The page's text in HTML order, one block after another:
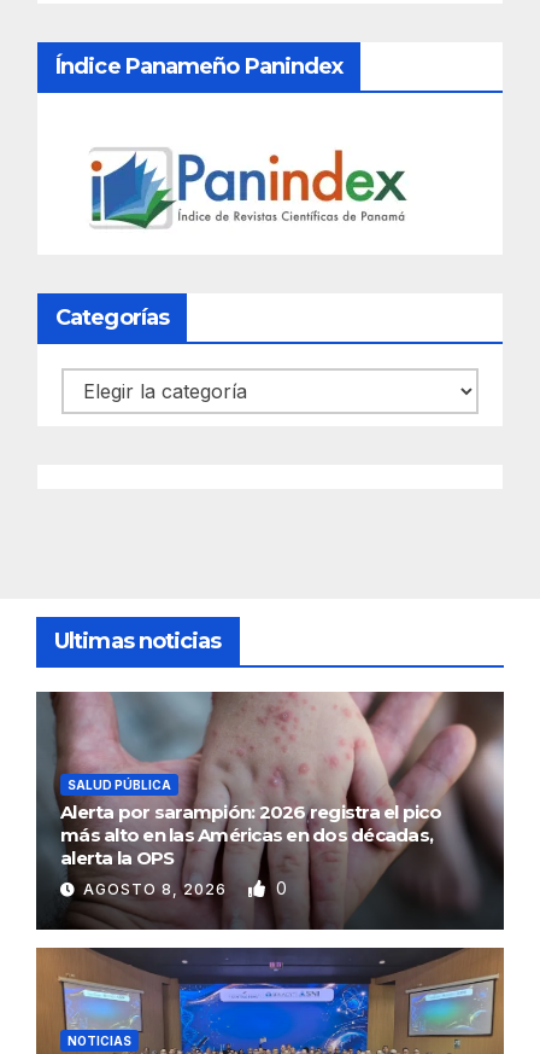
Índice Panameño Panindex
Categorías
Categorías
Ultimas noticias
SALUD PÚBLICA
Alerta por sarampión: 2026 registra el pico
más alto en las Américas en dos décadas,
alerta la OPS
AGOSTO 8, 2026 0
NOTICIAS